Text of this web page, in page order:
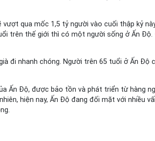
qua mốc 1,5 tỷ người vào cuối thập kỷ
trên thế giới thì có một người sống ở Ấn
đi nhanh chóng. Người trên 65 tuổi ở Ấn
Ấn Độ, được bảo tồn và phát triển từ hàng
hiện nay, Ấn Độ đang đối mặt với nhiều